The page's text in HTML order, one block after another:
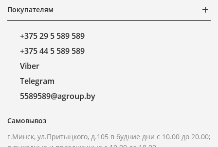
Покупателям
+375 29 5 589 589
+375 44 5 589 589
Viber
Telegram
5589589@agroup.by
Самовывоз
г.Минск, ул.Притыцкого, д.105 в будние дни с 10.00 до 20.00;